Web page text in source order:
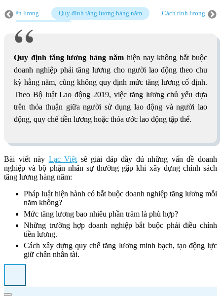
về tiền lương Quy định tăng lương hàng năm
Cách tính lương
Quy định tăng lương hàng năm hiện nay không bắt buộc
doanh nghiệp phải tăng lương cho người lao động theo chu
kỳ hằng năm, cũng không quy định mức tăng lương cố định.
Theo Bộ luật Lao động 2019, việc tăng lương chủ yếu dựa
trên thỏa thuận giữa người sử dụng lao động và người lao
động, quy chế tiền lương hoặc thỏa ước lao động tập thể.
Bài viết này Lạc Việtsẽ giải đáp đầy đủ những vấn đề doanh
nghiệp và bộ phận nhân sự thường gặp khi xây dựng chính sách
tăng lương hàng năm:
Pháp luật hiện hành có bắt buộc doanh nghiệp tăng lương mỗi
năm không?
Mức tăng lương bao nhiêu phần trăm là phù hợp?
Những trường hợp doanh nghiệp bắt buộc phải điều chỉnh
tiền lương.
Cách xây dựng quy chế tăng lương minh bạch, tạo động lực
giữ chân nhân tài.